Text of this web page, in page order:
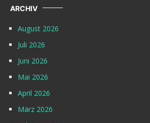
ARCHIV
August 2026
Juli 2026
Juni 2026
Mai 2026
April 2026
März 2026